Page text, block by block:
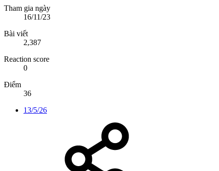
Tham gia ngày
16/11/23
Bài viết
2,387
Reaction score
0
Điểm
36
13/5/26